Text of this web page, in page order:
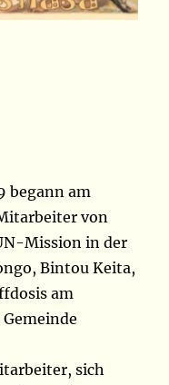
begann am
von
Mission in der
Bintou Keita,
am
sich